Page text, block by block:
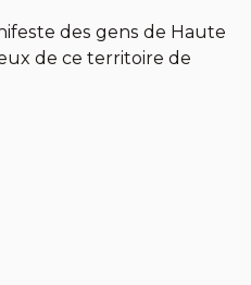
des gens de Haute
de ce territoire de